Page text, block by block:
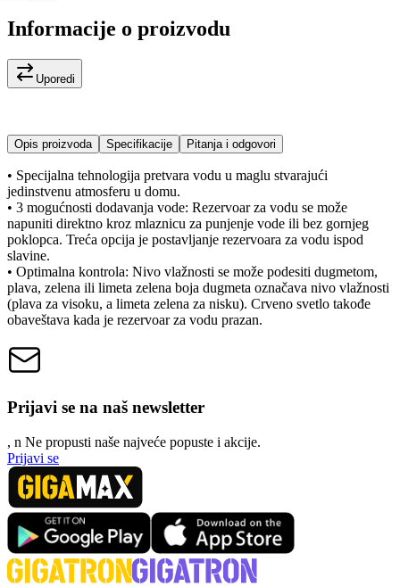
Informacije o proizvodu
Uporedi
Opis proizvoda Specifikacije Pitanja i odgovori
• Specijalna tehnologija pretvara vodu u maglu stvarajući
jedinstvenu atmosferu u domu.
• 3 mogućnosti dodavanja vode: Rezervoar za vodu se može
napuniti direktno kroz mlaznicu za punjenje vode ili bez gornjeg
poklopca. Treća opcija je postavljanje rezervoara za vodu ispod
slavine.
• Optimalna kontrola: Nivo vlažnosti se može podesiti dugmetom,
plava, zelena ili limeta zelena boja dugmeta označava nivo vlažnosti
(plava za visoku, a limeta zelena za nisku). Crveno svetlo takođe
obaveštava kada je rezervoar za vodu prazan.
Prijavi se na naš newsletter
, n Ne propusti naše najveće popuste i akcije.
Prijavi se